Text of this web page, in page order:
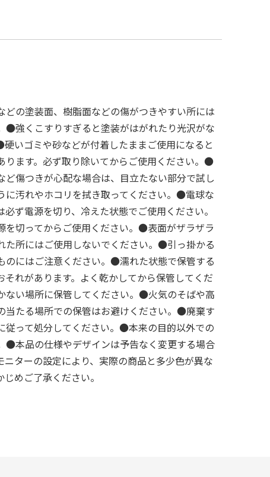
の塗装面、樹脂面などの傷がつきやすい所には
●強くこすりすぎると塗装がはがれたり光沢がな
いゴミや砂などが付着したままご使用になると
ります。必ず取り除いてからご使用ください。●
ど傷つきが心配な場合は、目立たない部分で試し
に汚れやホコリを拭き取ってください。●電球な
ず電源を切り、冷えた状態でご使用ください。
切ってからご使用ください。●表面がザラザラ
た所にはご使用しないでください。●引っ掛かる
のにはご注意ください。●濡れた状態で保管する
それがあります。よく乾かしてから保管してくだ
ない場所に保管してください。●火気のそばや高
当たる場所での保管はお避けください。●廃棄す
従って処分してください。●本来の目的以外での
●本品の仕様やデザインは予告なく変更する場合
ターの設定により、実際の商品と多少色が異な
めご了承ください。